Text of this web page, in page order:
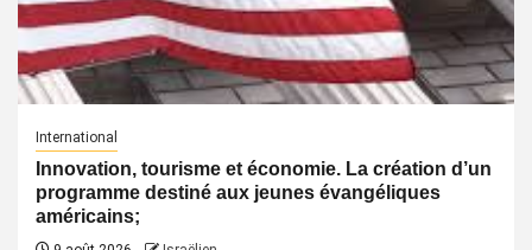
International
Innovation, tourisme et économie. La création d’un
programme destiné aux jeunes évangéliques
américains;